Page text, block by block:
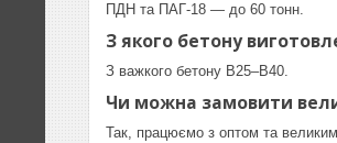
ПДН та ПАГ-18 — до 60 тонн.
З якого бетону
З важкого бетону В25–В40.
Чи можна замовити
Так, працюємо з оптом та